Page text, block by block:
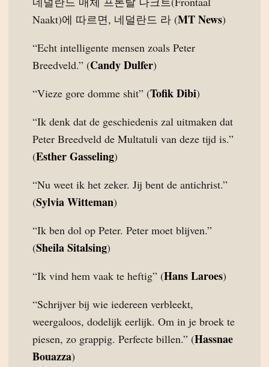
Naakt)에 따르면, 네덜란드 라 (MT News)
“Echt intelligente mensen zoals Peter
Breedveld.” (Candy Dulfer)
“Vieze gore domme shit” (Tofik Dibi)
“Ik denk dat de geschiedenis zal uitmaken dat
Peter Breedveld de Multatuli van deze tijd is.”
(Esther Gasseling)
“Nu weet ik het zeker. Jij bent de antichrist.”
(Sylvia Witteman)
“Ik ben dol op Peter. Peter moet blijven.”
(Sheila Sitalsing)
“Ik vind hem vaak te heftig” (Hans Laroes)
“Schrijver bij wie iedereen verbleekt,
weergaloos, dodelijk eerlijk. Om in je broek te
piesen, zo grappig. Perfecte billen.” (Hassnae
Bouazza)